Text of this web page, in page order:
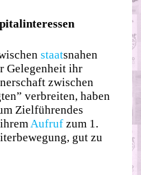
staatsnahen
Gelegenheit ihr
zwischen
verbreiten, haben
Zielführendes
ihremAufruf zum 1.
gut zu